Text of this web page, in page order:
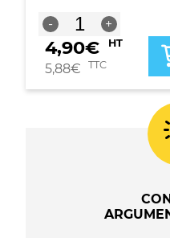
-
quantité
de
Cartouche
compatible
T3351
C13T33314012
+
4,90€ HT
5,88€ TTC